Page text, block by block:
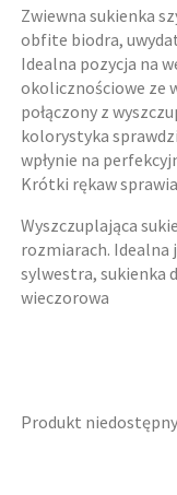
Zwiewna sukienka
obfite biodra,
Idealna pozycja na
okolicznościowe ze
połączony z
kolorystyka
wpłynie na
Krótki rękaw
Wyszczuplająca
rozmiarach. Idealna
sylwestra, sukienka
wieczorowa
Produkt